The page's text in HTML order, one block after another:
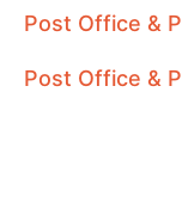
Post Office &
Post Office &